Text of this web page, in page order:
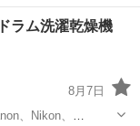
＆無料駐車場あり
宮市》 人気の
ラム洗濯乾燥機
8月7日
、Nikon、